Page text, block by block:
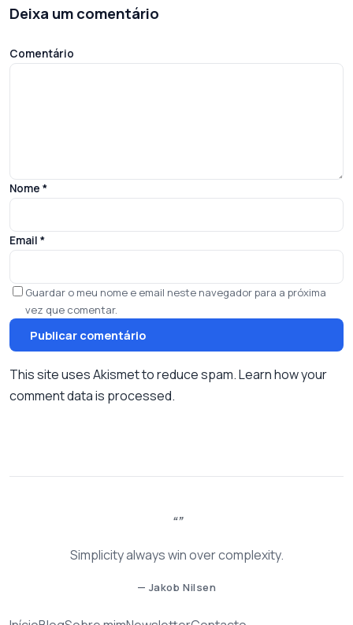
Deixa um comentário
Comentário
Nome *
Email *
Guardar o meu nome e email neste navegador para a próxima
vez que comentar.
This site uses Akismet to reduce spam.Learn how your
comment data is processed.
Simplicity always win over complexity.
— Jakob Nilsen